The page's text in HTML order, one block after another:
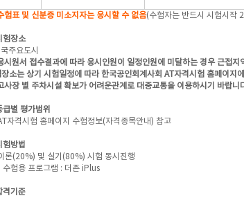
험표 및 신분증 미소지자는 응시할 수 없음(수험자는 반드시 시험시작
험장소
주요도시
시원서 접수결과에 따라 응시인원이 일정인원에 미달하는 경우 근접
장소는상기 시험일정에 따라 한국공인회계사회 AT자격시험 홈페이지
사장 별 주차시설 확보가 어려운관계로 대중교통을 이용하시기 바랍니
급별 평가범위
자격시험 홈페이지 수험정보(자격종목안내) 참고
험방법
론(20%) 및 실기(80%) 시험 동시진행
험용 프로그램 : 더존 iPlus
격기준